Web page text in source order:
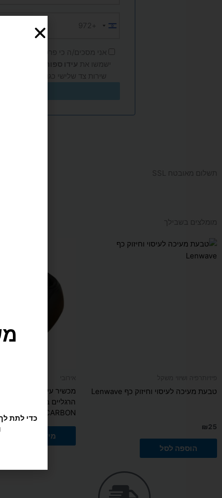
Israel
+972
אני מסכים/ה כי פרטי האישיים
ישמשו את עידו ספורט
שירות צד שלישי כגון Google ו-Meta, בהתאם ל
תשלום מאובטח SSL
מומלצים בשבילך
טבעת מעיכה לעיסוי וחיזוק כף Lenwave
₪25
הוספה לסל
הרגליים בשיטת שיאצו
CARBON
מידע נוסף